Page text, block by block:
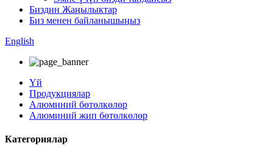
Биздин Жаңылыктар
Биз менен байланышыңыз
English
Үй
Продукциялар
Алюминий бөтөлкөлөр
Алюминий жип бөтөлкөлөр
Категориялар